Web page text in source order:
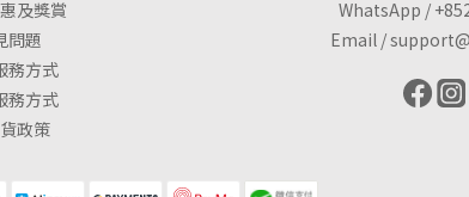
及獎賞
問題
務方式
務方式
政策
WhatsApp /
Email /